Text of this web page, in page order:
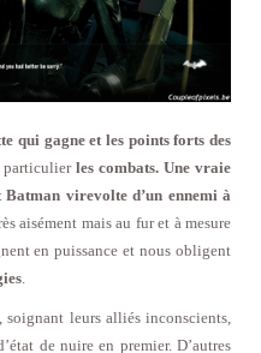
qui gagne et les points forts des
particulierles combats. Une vraie
virevolte d’un ennemi à
aisément mais au fur et à mesure
en puissance et nous obligent
.
leurs alliés inconscients,
de nuire en premier. D’autres